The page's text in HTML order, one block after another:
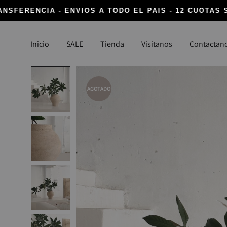
Inicio SALE Tienda
DECORACIÓN
Cocina, Lavanderia y Baño
Detalles infaltables
Iluminación
Vasijas y Floreros
Visitanos
AGOTADO
- ENVIOS A TODO EL PAIS - 12